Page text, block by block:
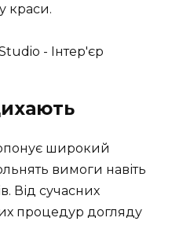
краси.
широкий
вимоги навіть
Від сучасних
процедур догляду